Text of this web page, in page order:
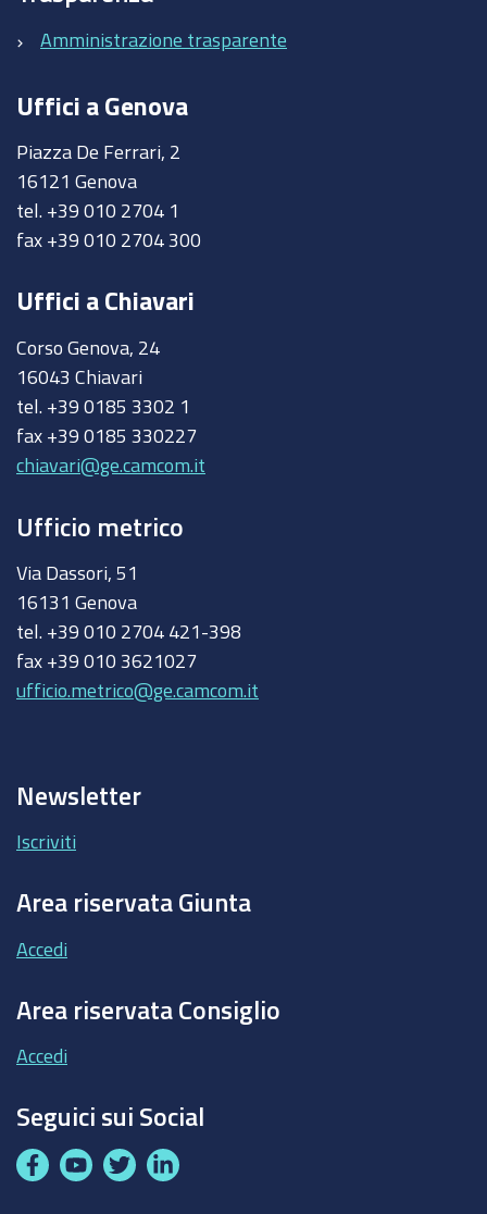
Amministrazione trasparente
Uffici a Genova
Piazza De Ferrari, 2
16121 Genova
tel. +39 010 2704 1
fax +39 010 2704 300
Uffici a Chiavari
Corso Genova, 24
16043 Chiavari
tel. +39 0185 3302 1
fax +39 0185 330227
chiavari@ge.camcom.it
Ufficio metrico
Via Dassori, 51
16131 Genova
tel. +39 010 2704 421-398
fax +39 010 3621027
ufficio.metrico@ge.camcom.it
Newsletter
Iscriviti
Area riservata Giunta
Accedi
Area riservata Consiglio
Accedi
Seguici sui Social
F
Y
T
L